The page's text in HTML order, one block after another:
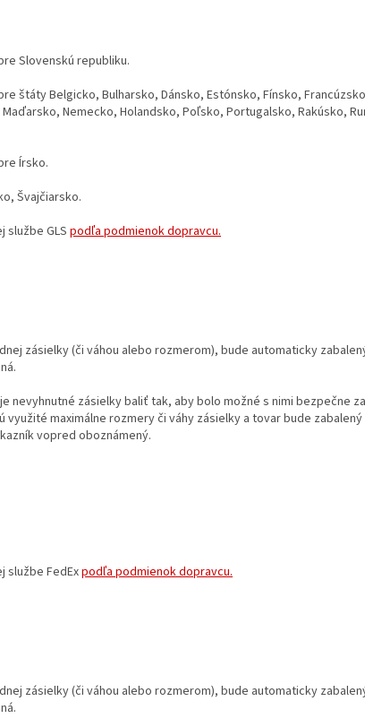
Slovenskú republiku.
štáty Belgicko, Bulharsko, Dánsko, Estónsko, Fínsko,
Nemecko, Holandsko, Poľsko, Portugalsko, Rakúsko,
Írsko.
Švajčiarsko.
službe GLSpodľa podmienok dopravcu.
zásielky (či váhou alebo rozmerom), bude automaticky
nevyhnutné zásielky baliť tak, aby bolo možné s nimi bezpečne
maximálne rozmery či váhy zásielky a tovar bude zabalený
vopred oboznámený.
službe FedExpodľa podmienok dopravcu.
zásielky (či váhou alebo rozmerom), bude automaticky